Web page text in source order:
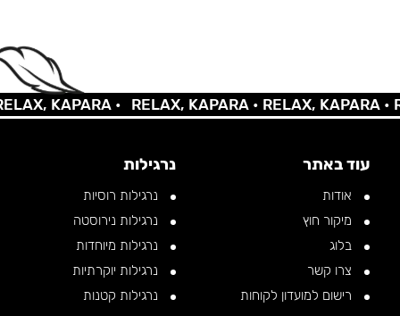
KAPARA • RELAX, KAPARA •RELAX, KAPARA •
עוד באתר
אודות
מיקור חוץ
בלוג
צרו קשר
רישום למועדון לקוחות
נרגילות
נרגילות רוסיות
נרגילות נירוסטה
נרגילות מיוחדות
נרגילות יוקרתיות
נרגילות קטנות